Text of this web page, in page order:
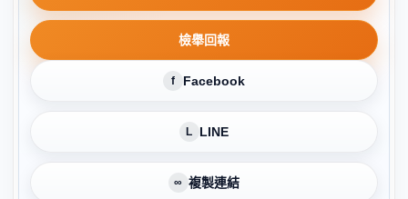
檢舉回報
f Facebook
L LINE
∞ 複製連結